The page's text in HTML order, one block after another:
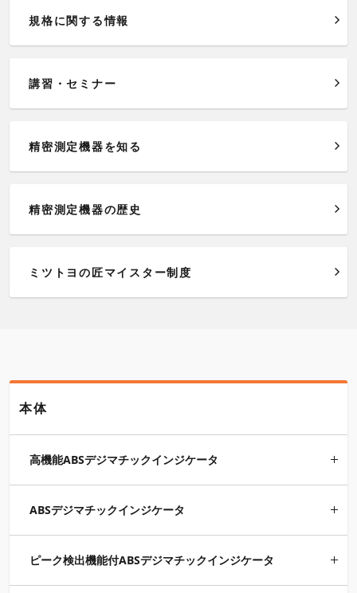
規格に関する情報
講習・セミナー
精密測定機器を知る
精密測定機器の歴史
ミツトヨの匠マイスター制度
本体
高機能ABSデジマチックインジケータ
ABSデジマチックインジケータ
ピーク検出機能付ABSデジマチックインジケータ